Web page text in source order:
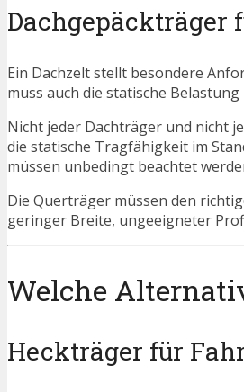
Dachgepäckträger
Ein Dachzelt stellt besondere
muss auch die statische
Nicht jeder Dachträger und nicht
die statische Tragfähigkeit im
müssen unbedingt beachtet
Die Querträger müssen den
geringer Breite, ungeeigneter
Welche
Heckträger für